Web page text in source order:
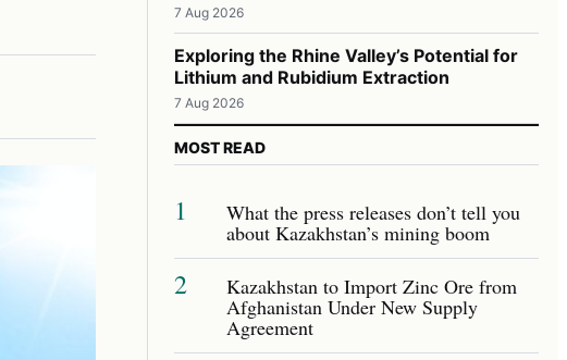
7 Aug 2026
Exploring the Rhine Valley’s Potential for
Lithium and Rubidium Extraction
7 Aug 2026
MOST READ
1 What the press releases don’t tell you
about Kazakhstan’s mining boom
2 Kazakhstan to Import Zinc Ore from
Afghanistan Under New Supply
Agreement